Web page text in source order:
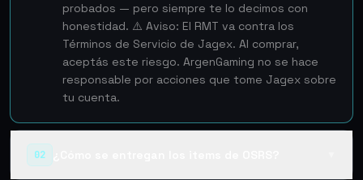
probados — pero siempre te lo decimos con
honestidad. ⚠️ Aviso: El RMT va contra los
Términos de Servicio de Jagex. Al comprar,
aceptás este riesgo. ArgenGaming no se hace
responsable por acciones que tome Jagex sobre
tu cuenta.
02